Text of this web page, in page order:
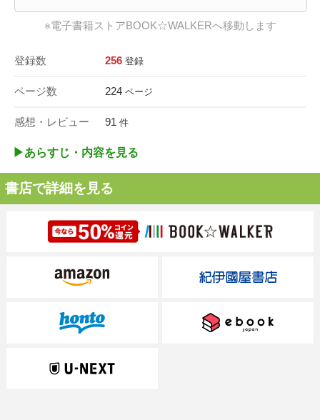
※電子書籍ストアBOOK☆WALKERへ移動します
登録数 256 登録
ページ数 224 ページ
感想・レビュー 91 件
▶︎あらすじ・内容を見る
書店で詳細を見る